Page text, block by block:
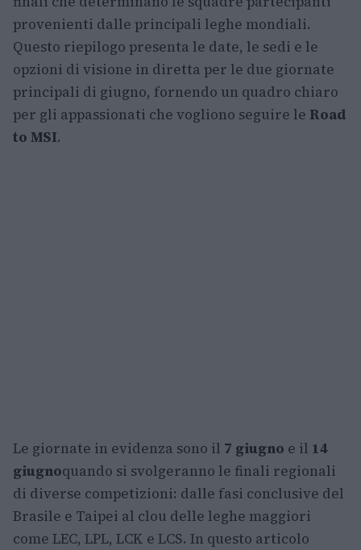
provenienti dalle principali leghe mondiali.
Questo riepilogo presenta le date, le sedi e le
opzioni di visione in diretta per le due giornate
principali di giugno, fornendo un quadro chiaro
per gli appassionati che vogliono seguire le Road
to MSI.
Le giornate in evidenza sono il 7 giugno e il 14
giugnoquando si svolgeranno le finali regionali
di diverse competizioni: dalle fasi conclusive del
Brasile e Taipei al clou delle leghe maggiori
come LEC, LPL, LCK e LCS. In questo articolo